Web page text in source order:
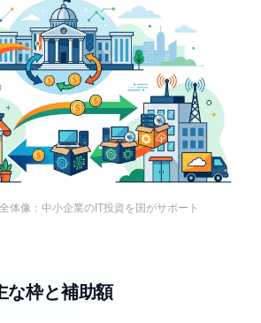
体像：中小企業のIT投資を国がサポート
な枠と補助額